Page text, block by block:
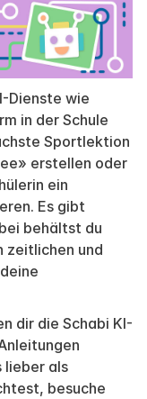
Dienste wie
in der Schule
Sportlektion
erstellen oder
ein
Es gibt
behältst du
zeitlichen und
dir die Schabi KI-
lieber als
besuche